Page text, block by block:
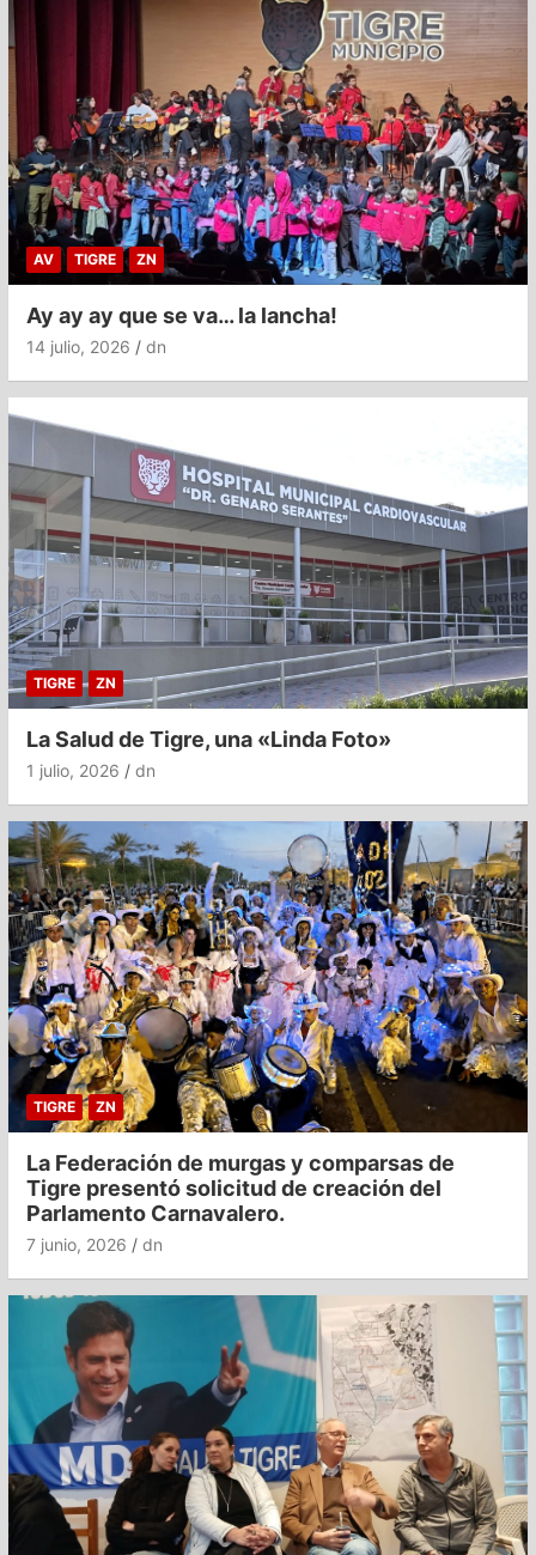
AV TIGRE ZN
Ay ay ay que se va… la lancha!
14 julio, 2026 dn
TIGRE ZN
La Salud de Tigre, una «Linda Foto»
1 julio, 2026 dn
TIGRE ZN
La Federación de murgas y comparsas de
Tigre presentó solicitud de creación del
Parlamento Carnavalero.
7 junio, 2026 dn